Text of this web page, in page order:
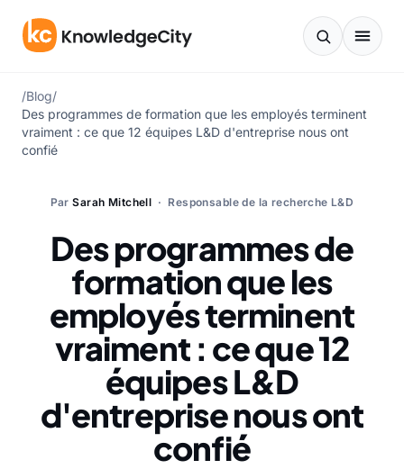
/Blog/
Des programmes de formation que les employés terminent
vraiment : ce que 12 équipes L&D d'entreprise nous ont
confié
ParSarah Mitchell · Responsable de la recherche L&D
Des programmes de
formation que les
employés terminent
vraiment : ce que 12
équipes L&D
d'entreprise nous ont
confié